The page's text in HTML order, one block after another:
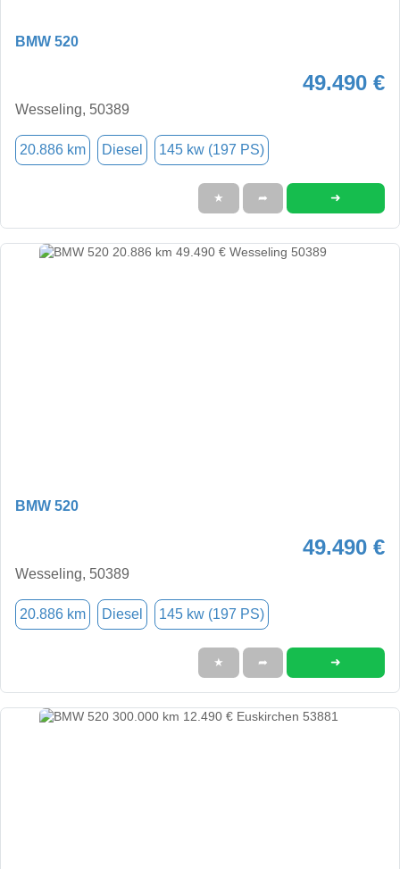
BMW 520
49.490 €
Wesseling, 50389
20.886 km Diesel 145 kw (197 PS)
★ ➦ ➜
BMW 520
49.490 €
Wesseling, 50389
20.886 km Diesel 145 kw (197 PS)
★ ➦ ➜